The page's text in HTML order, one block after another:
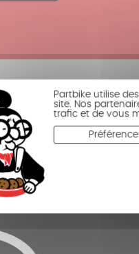
Partbike utilise
site. Nos
trafic et de vous